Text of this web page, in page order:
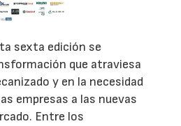
sexta edición se
que atraviesa
y en la necesidad
empresas a las nuevas
Entre los